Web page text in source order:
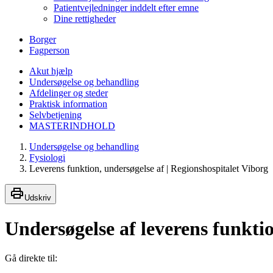
Patientvejledninger inddelt efter emne
Dine rettigheder
Borger
Fagperson
Akut hjælp
Undersøgelse og behandling
Afdelinger og steder
Praktisk information
Selvbetjening
MASTERINDHOLD
Undersøgelse og behandling
Fysiologi
Leverens funktion, undersøgelse af | Regionshospitalet Viborg
Udskriv
Undersøgelse af leverens
Gå direkte til: